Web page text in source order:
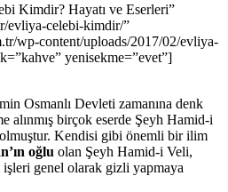
Kimdir? Hayatı ve Eserleri”
evliya-celebi-kimdir/”
wp-content/uploads/2017/02/evliya-
yenisekme=”evet”]
Osmanlı Devleti zamanına denk
alınmış birçok eserde Şeyh Hamid-i
olmuştur. Kendisi gibi önemli bir ilim
oğlu olan Şeyh Hamid-i Veli,
genel olarak gizli yapmaya